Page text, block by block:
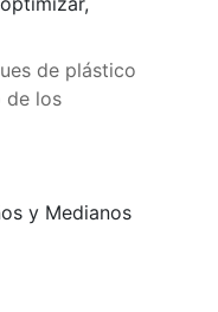
de plástico
de los
y Medianos